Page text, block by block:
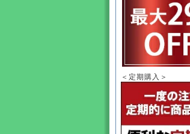
＜定期購入＞